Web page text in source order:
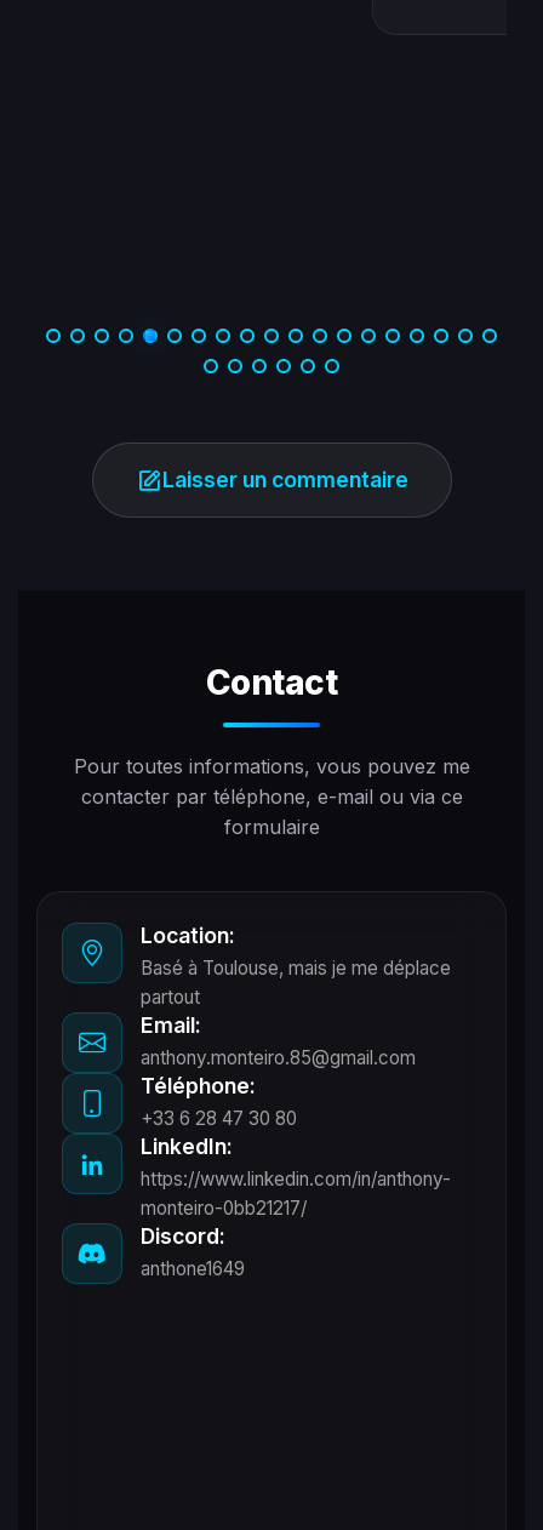
Laisser un commentaire
Contact
Pour toutes informations, vous pouvez me
contacter par téléphone, e-mail ou via ce
formulaire
Location:
Basé à Toulouse, mais je me déplace
partout
Email:
anthony.monteiro.85@gmail.com
Téléphone:
+33 6 28 47 30 80
LinkedIn:
https://www.linkedin.com/in/anthony-
monteiro-0bb21217/
Discord:
anthone1649